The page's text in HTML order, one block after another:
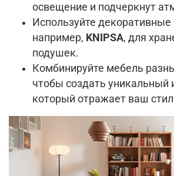
освещение и подчеркнут
Используйте декоративные
например, KNIPSA, для
подушек.
Комбинируйте мебель
чтобы создать уникальный
который отражает ваш